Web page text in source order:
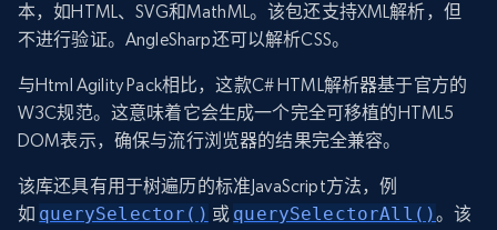
本，如HTML、SVG和MathML。该包还支持XML解析，但
不进行验证。AngleSharp还可以解析CSS。
与Html Agility Pack相比，这款C# HTML解析器基于官方的
W3C规范。这意味着它会生成一个完全可移植的HTML5
DOM表示，确保与流行浏览器的结果完全兼容。
该库还具有用于树遍历的标准JavaScript方法，例
如 querySelector() 或 querySelectorAll()。该